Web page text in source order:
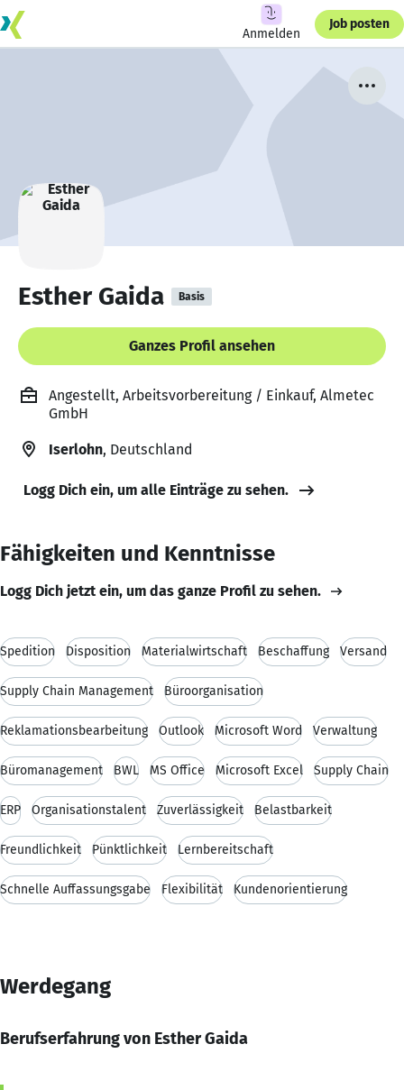
Anmelden
Job posten
Esther Gaida Basis
Ganzes Profil ansehen
Angestellt, Arbeitsvorbereitung / Einkauf, Almetec
GmbH
Iserlohn, Deutschland
Logg Dich ein, um alle Einträge zu sehen.
Fähigkeiten und Kenntnisse
Logg Dich jetzt ein, um das ganze Profil zu sehen.
Spedition Disposition Materialwirtschaft Beschaffung Versand
Supply Chain Management Büroorganisation
Reklamationsbearbeitung Outlook Microsoft Word Verwaltung
Büromanagement BWL MS Office Microsoft Excel Supply Chain
ERP Organisationstalent Zuverlässigkeit Belastbarkeit
Freundlichkeit Pünktlichkeit Lernbereitschaft
Schnelle Auffassungsgabe Flexibilität Kundenorientierung
Werdegang
Berufserfahrung von Esther Gaida